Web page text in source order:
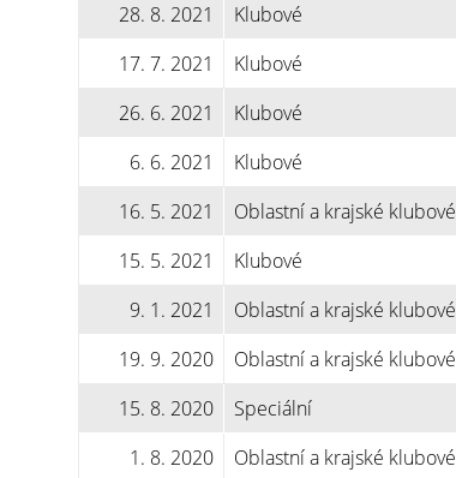
28. 8. 2021
Klubové
17. 7. 2021
Klubové
26. 6. 2021
Klubové
6. 6. 2021
Klubové
16. 5. 2021
Oblastní a krajské klubové
15. 5. 2021
Klubové
9. 1. 2021
Oblastní a krajské klubové
19. 9. 2020
Oblastní a krajské klubové
15. 8. 2020
Speciální
1. 8. 2020
Oblastní a krajské klubové